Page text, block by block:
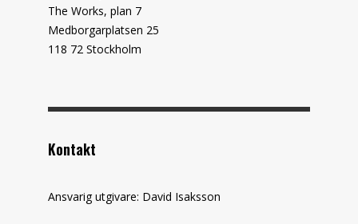
The Works, plan 7
Medborgarplatsen 25
118 72 Stockholm
Kontakt
Ansvarig utgivare: David Isaksson